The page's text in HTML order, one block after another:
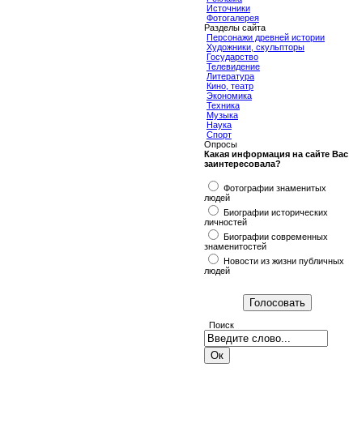
Источники
Фотогалерея
Разделы сайта
Персонажи древней истории
Художники, скульпторы
Государство
Телевидение
Литература
Кино, театр
Экономика
Техника
Музыка
Наука
Спорт
Опросы
Какая информация на сайте Вас
заинтересовала?
Фотографии знаменитых
людей
Биографии исторических
личностей
Биографии современных
знаменитостей
Новости из жизни публичных
людей
Поиск